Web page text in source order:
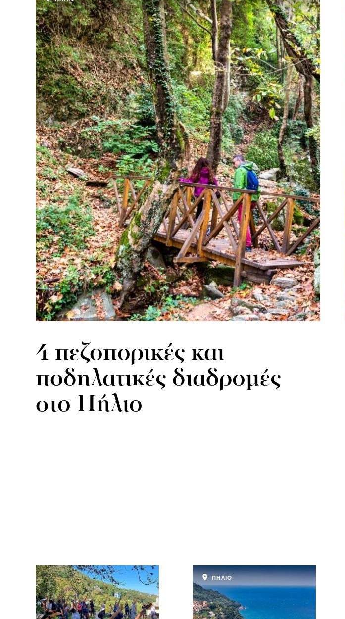
4 πεζοπορικές και
ποδηλατικές διαδρομές
στο Πήλιο
ΠΗΛΙΟ